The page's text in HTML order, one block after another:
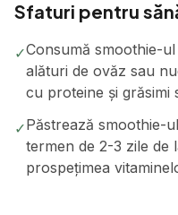
Sfaturi pentru
✓Consumă smoothie-
alături de ovăz sau
cu proteine și grăsimi
✓Păstrează smoothie-
termen de 2-3 zile de
prospețimea